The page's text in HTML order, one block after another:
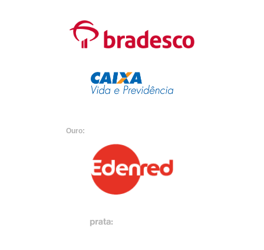
Ouro: